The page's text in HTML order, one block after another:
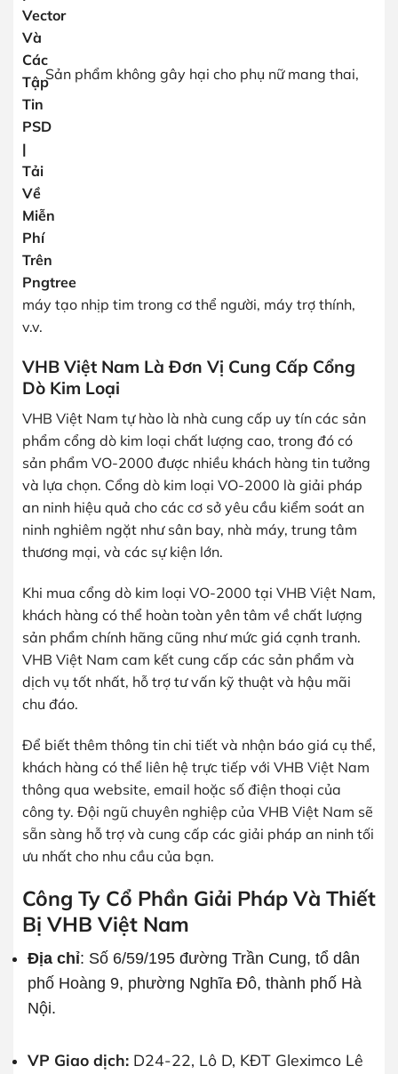
Sản phẩm không gây hại cho phụ nữ mang thai,
máy tạo nhịp tim trong cơ thể người, máy trợ thính,
v.v.
VHB Việt Nam Là Đơn Vị Cung Cấp Cổng
Dò Kim Loại
VHB Việt Nam tự hào là nhà cung cấp uy tín các sản
phẩm cổng dò kim loại chất lượng cao, trong đó có
sản phẩm VO-2000 được nhiều khách hàng tin tưởng
và lựa chọn. Cổng dò kim loại VO-2000 là giải pháp
an ninh hiệu quả cho các cơ sở yêu cầu kiểm soát an
ninh nghiêm ngặt như sân bay, nhà máy, trung tâm
thương mại, và các sự kiện lớn.
Khi mua cổng dò kim loại VO-2000 tại VHB Việt Nam,
khách hàng có thể hoàn toàn yên tâm về chất lượng
sản phẩm chính hãng cũng như mức giá cạnh tranh.
VHB Việt Nam cam kết cung cấp các sản phẩm và
dịch vụ tốt nhất, hỗ trợ tư vấn kỹ thuật và hậu mãi
chu đáo.
Để biết thêm thông tin chi tiết và nhận báo giá cụ thể,
khách hàng có thể liên hệ trực tiếp với VHB Việt Nam
thông qua website, email hoặc số điện thoại của
công ty. Đội ngũ chuyên nghiệp của VHB Việt Nam sẽ
sẵn sàng hỗ trợ và cung cấp các giải pháp an ninh tối
ưu nhất cho nhu cầu của bạn.
Công Ty Cổ Phần Giải Pháp Và Thiết
Bị VHB Việt Nam
Địa chỉ: Số 6/59/195 đường Trần Cung, tổ dân
phố Hoàng 9, phường Nghĩa Đô, thành phố Hà
Nội.
VP Giao dịch: D24-22, Lô D, KĐT Gleximco Lê